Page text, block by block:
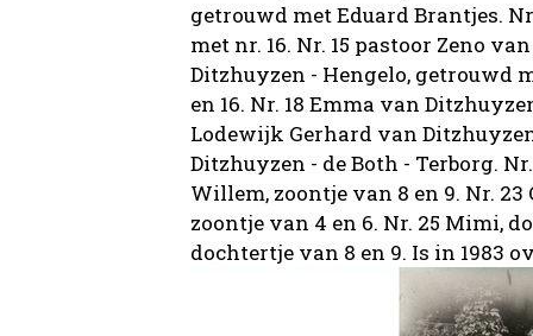
getrouwd met Eduard Brantjes.
met nr. 16. Nr. 15 pastoor Zeno
Ditzhuyzen - Hengelo, getrouwd
en 16. Nr. 18 Emma van
Lodewijk Gerhard van
Ditzhuyzen - de Both - Terborg.
Willem, zoontje van 8 en 9. Nr. 23
zoontje van 4 en 6. Nr. 25 Mimi,
dochtertje van 8 en 9. Is in 1983